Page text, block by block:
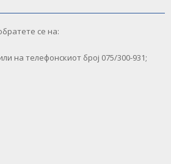
се на:
на телефонскиот број 075/300-931;